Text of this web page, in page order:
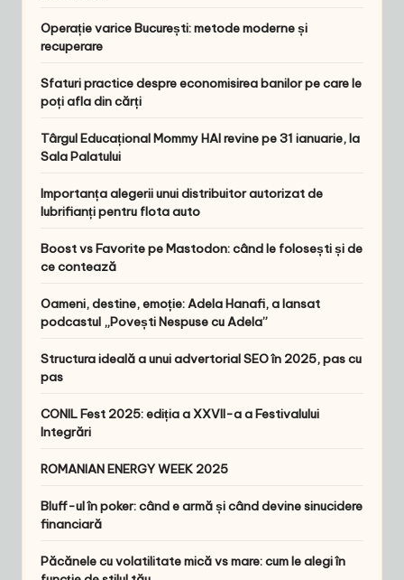
Operație varice București: metode moderne și
recuperare
Sfaturi practice despre economisirea banilor pe care le
poți afla din cărți
Târgul Educațional Mommy HAI revine pe 31 ianuarie, la
Sala Palatului
Importanța alegerii unui distribuitor autorizat de
lubrifianți pentru flota auto
Boost vs Favorite pe Mastodon: când le folosești și de
ce contează
Oameni, destine, emoție: Adela Hanafi, a lansat
podcastul „Povești Nespuse cu Adela”
Structura ideală a unui advertorial SEO în 2025, pas cu
pas
CONIL Fest 2025: ediția a XXVII-a a Festivalului
Integrări
ROMANIAN ENERGY WEEK 2025
Bluff-ul în poker: când e armă și când devine sinucidere
financiară
Păcănele cu volatilitate mică vs mare: cum le alegi în